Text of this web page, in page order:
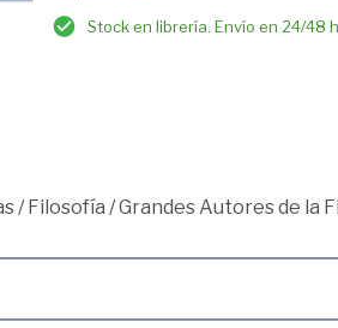
Stock en librería. Envío en 24/48
/Filosofía /Grandes Autores de la